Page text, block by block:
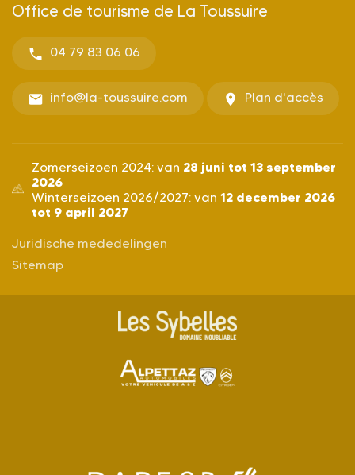
Office de tourisme de La Toussuire
04 79 83 06 06
info@la-toussuire.com Plan d'accès
Zomerseizoen 2024: van 28 juni tot 13 september
2026
Winterseizoen 2026/2027: van 12 december 2026
tot 9 april 2027
Juridische mededelingen
Sitemap